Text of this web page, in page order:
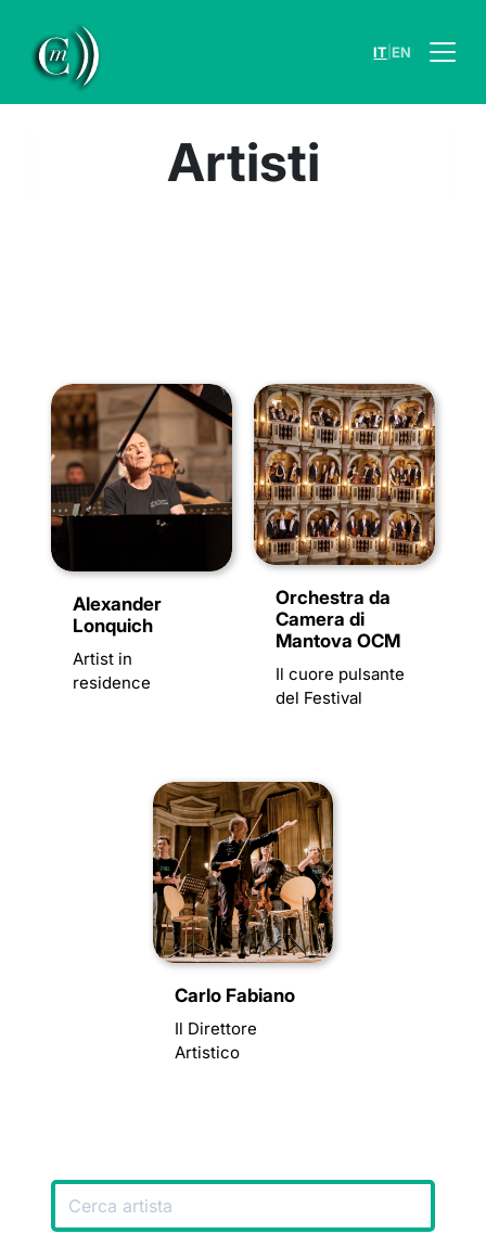
IT EN
Artisti
Alexander
Lonquich
Artist in
residence
Orchestra da
Camera di
Mantova OCM
Il cuore pulsante
del Festival
Carlo Fabiano
Il Direttore
Artistico